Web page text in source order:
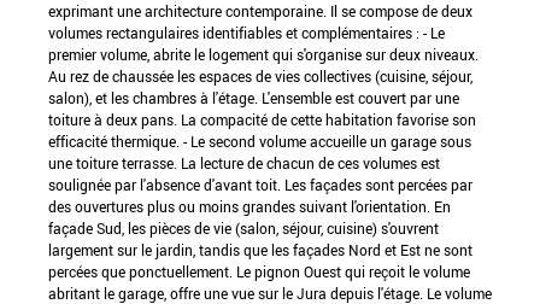
exprimant une architecture contemporaine. Il se compose de deux
volumes rectangulaires identifiables et complémentaires : - Le
premier volume, abrite le logement qui s'organise sur deux niveaux.
Au rez de chaussée les espaces de vies collectives (cuisine, séjour,
salon), et les chambres à l'étage. L'ensemble est couvert par une
toiture à deux pans. La compacité de cette habitation favorise son
efficacité thermique. - Le second volume accueille un garage sous
une toiture terrasse. La lecture de chacun de ces volumes est
soulignée par l'absence d'avant toit. Les façades sont percées par
des ouvertures plus ou moins grandes suivant l'orientation. En
façade Sud, les pièces de vie (salon, séjour, cuisine) s'ouvrent
largement sur le jardin, tandis que les façades Nord et Est ne sont
percées que ponctuellement. Le pignon Ouest qui reçoit le volume
abritant le garage, offre une vue sur le Jura depuis l'étage. Le volume